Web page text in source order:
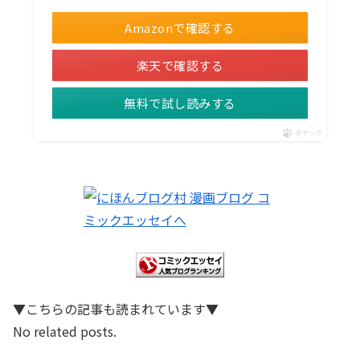
Amazonで確認する
楽天で確認する
無料で試し読みする
ポチップ
▼こちらの記事も読まれています▼
No related posts.